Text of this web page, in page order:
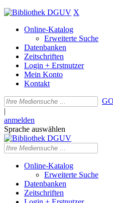
X
Online-Katalog
Erweiterte Suche
Datenbanken
Zeitschriften
Login + Erstnutzer
Mein Konto
Kontakt
GO
|
anmelden
Sprache auswählen
Online-Katalog
Erweiterte Suche
Datenbanken
Zeitschriften